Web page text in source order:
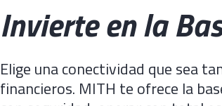
Invierte en la
Elige una conectividad que sea
financieros. MITH te ofrece la